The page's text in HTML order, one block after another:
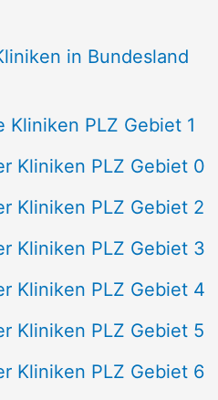
in Bundesland
PLZ Gebiet 1
Kliniken PLZ Gebiet 0
Kliniken PLZ Gebiet 2
Kliniken PLZ Gebiet 3
Kliniken PLZ Gebiet 4
Kliniken PLZ Gebiet 5
Kliniken PLZ Gebiet 6